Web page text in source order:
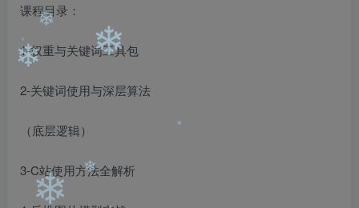
课程目录：
1-权重与关键词工具包
2-关键词使用与深层算法
（底层逻辑）
3-C站使用方法全解析
❄
❄ ❄